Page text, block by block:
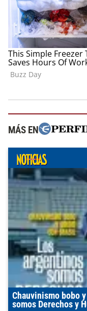
MÁS EN
Chauvinismo bobo
somos Derechos y